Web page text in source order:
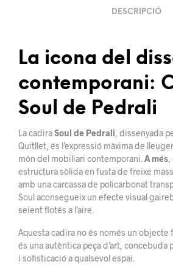
DESCRIPCIÓ
La icona del
contemporani:
Soul de Pedrali
La cadiraSoul de Pedrali , dissenyada
Quitllet, és l’expressió màxima de
món del mobiliari contemporani. A més
estructura sòlida en fusta de freixe
amb una carcassa de policarbonat
Soul aconsegueix un efecte visual
seient flotés a l’aire.
Aquesta cadira no és només un objecte
és una autèntica peça d’art,
i sofisticació a qualsevol espai.